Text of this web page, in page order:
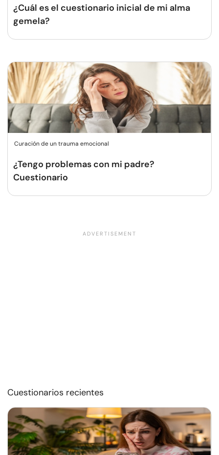
¿Cuál es el cuestionario inicial de mi alma
gemela?
Curación de un trauma emocional
¿Tengo problemas con mi padre?
Cuestionario
Cuestionarios recientes